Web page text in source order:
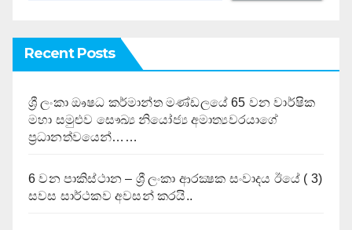
Recent Posts
ශ්‍රී ලංකා ඖෂධ කර්මාන්ත මණ්ඩලයේ 65 වන වාර්ෂික
මහා සමුළුව සෞඛ්‍ය නියෝජ්‍ය අමාත්‍යවරයාගේ
ප්‍රධානත්වයෙන්……
6 වන පාකිස්ථාන – ශ්‍රී ලංකා ආරක්‍ෂක සංවාදය ඊයේ ( 3)
සවස සාර්ථකව අවසන් කරයි..